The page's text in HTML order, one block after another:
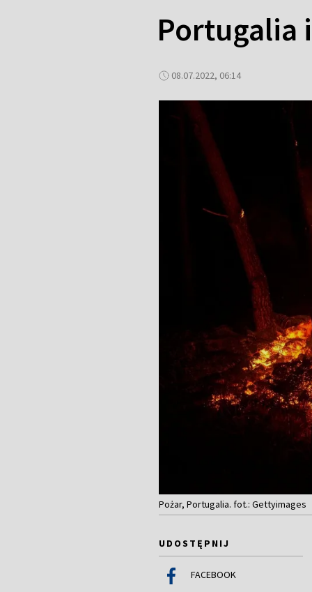
Portugalia
08.07.2022, 06:14
Pożar, Portugalia. fot.: Gettyimages
UDOSTĘPNIJ
FACEBOOK